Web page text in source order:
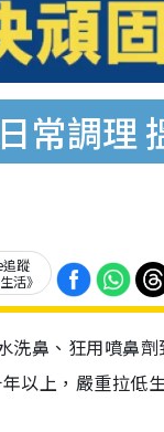
常調理
蹤
活》
洗鼻、狂用噴鼻劑
以上，嚴重拉低